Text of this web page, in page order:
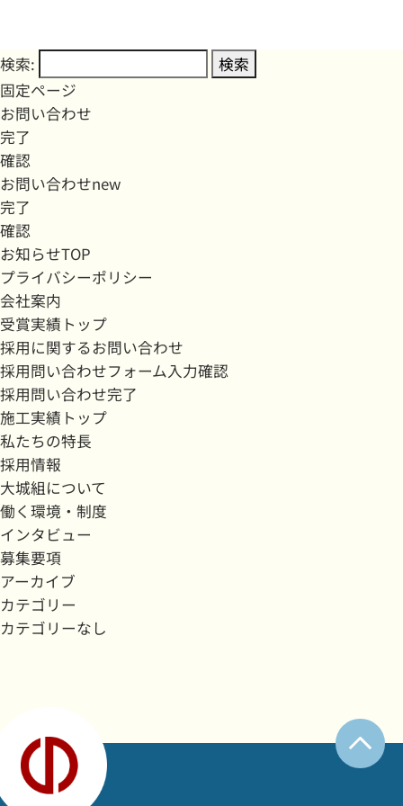
検索:
固定ページ
お問い合わせ
完了
確認
お問い合わせnew
完了
確認
お知らせTOP
プライバシーポリシー
会社案内
受賞実績トップ
採用に関するお問い合わせ
採用問い合わせフォーム入力確認
採用問い合わせ完了
施工実績トップ
私たちの特長
採用情報
大城組について
働く環境・制度
インタビュー
募集要項
アーカイブ
カテゴリー
カテゴリーなし